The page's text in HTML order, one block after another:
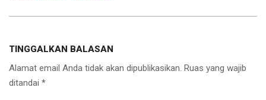
TINGGALKAN BALASAN
Alamat email Anda tidak akan dipublikasikan. Ruas yang wajib
ditandai *